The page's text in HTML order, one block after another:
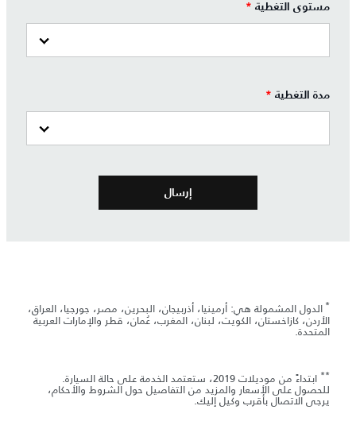
مستوى التغطية *
مدة التغطية *
* الدول المشمولة هي: أرمينيا، أذربيجان، البحرين، مصر، جورجيا، العراق،
الأردن، كازاخستان، الكويت، لبنان، المغرب، عُمان، قطر والإمارات العربية
المتحدة.
** ابتداءً من موديلات 2019، ستعتمد الخدمة على حالة السيارة.
للحصول على الأسعار والمزيد من التفاصيل حول الشروط والأحكام،
يرجى الاتصال بأقرب وكيل إليك.